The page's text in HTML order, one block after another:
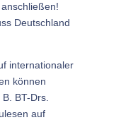
Deutschland
internationaler
können
BT-Drs.
auf